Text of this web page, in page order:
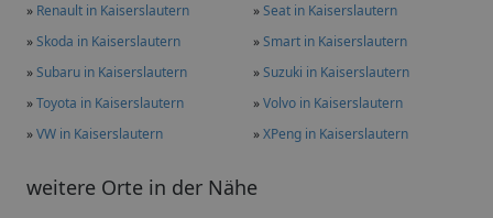
» Renault in Kaiserslautern »Seat in Kaiserslautern
»Skoda in Kaiserslautern »Smart in Kaiserslautern
»Subaru in Kaiserslautern »Suzuki in Kaiserslautern
»Toyota in Kaiserslautern »Volvo in Kaiserslautern
»VW in Kaiserslautern »XPeng in Kaiserslautern
weitere Orte in der Nähe